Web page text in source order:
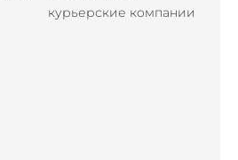
курьерские компании